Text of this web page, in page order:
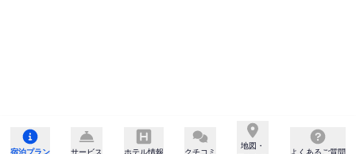
宿泊プラン サービス ホテル情報 クチコミ
地図・
よくあるご質問